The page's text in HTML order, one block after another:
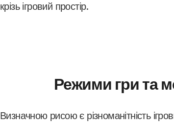
крізь ігровий простір.
Режими гри та
Визначною рисою є різноманітність